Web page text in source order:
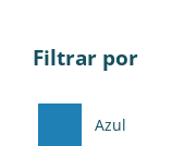
Filtrar por
Azul